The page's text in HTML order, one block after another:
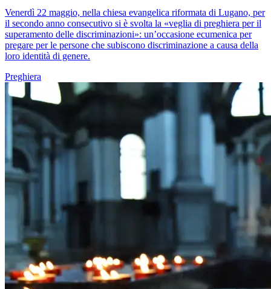
Venerdì 22 maggio, nella chiesa evangelica riformata di Lugano, per
il secondo anno consecutivo si è svolta la «veglia di preghiera per il
superamento delle discriminazioni»: un’occasione ecumenica per
pregare per le persone che subiscono discriminazione a causa della
loro identità di genere.
Preghiera